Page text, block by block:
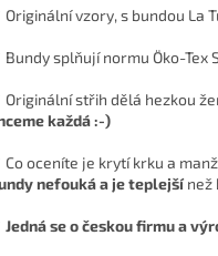
vzory, s bundou La
splňují normu Öko-Tex
střih dělá hezkou
každá :-)
oceníte je krytí krku a
nefouká a je teplejší než
Jedná se o českou firmu a